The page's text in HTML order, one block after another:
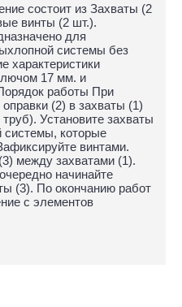
состоит из Захваты (2
винты (2 шт.).
для
системы без
характеристики
17 мм. и
работы При
(2) в захваты (1)
Установите захваты
системы, которые
винтами.
между захватами (1).
начинайте
(3). По окончанию работ
с элементов